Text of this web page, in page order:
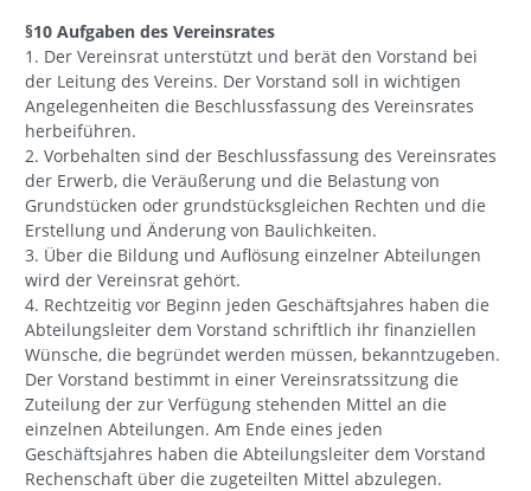
§10 Aufgaben des Vereinsrates
1. Der Vereinsrat unterstützt und berät den Vorstand bei
der Leitung des Vereins. Der Vorstand soll in wichtigen
Angelegenheiten die Beschlussfassung des Vereinsrates
herbeiführen.
2. Vorbehalten sind der Beschlussfassung des Vereinsrates
der Erwerb, die Veräußerung und die Belastung von
Grundstücken oder grundstücksgleichen Rechten und die
Erstellung und Änderung von Baulichkeiten.
3. Über die Bildung und Auflösung einzelner Abteilungen
wird der Vereinsrat gehört.
4. Rechtzeitig vor Beginn jeden Geschäftsjahres haben die
Abteilungsleiter dem Vorstand schriftlich ihr finanziellen
Wünsche, die begründet werden müssen, bekanntzugeben.
Der Vorstand bestimmt in einer Vereinsratssitzung die
Zuteilung der zur Verfügung stehenden Mittel an die
einzelnen Abteilungen. Am Ende eines jeden
Geschäftsjahres haben die Abteilungsleiter dem Vorstand
Rechenschaft über die zugeteilten Mittel abzulegen.